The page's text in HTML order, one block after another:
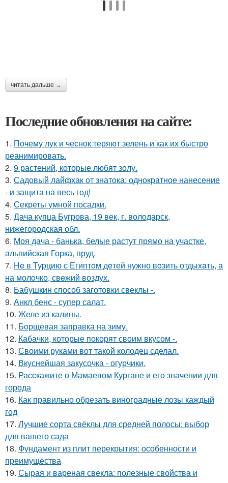
читать дальше →
Последние обновления на сайте:
1. Почему лук и чеснок теряют зелень и как их быстро
реанимировать.
2. 9 растений, которые любят золу.
3. Садовый лайфхак от знатока: однократное нанесение
- и защита на весь год!
4. Секреты умной посадки.
5. Дача купца Бугрова, 19 век, г. володарск,
нижегородская обл.
6. Моя дача - банька, белые растут прямо на участке,
альпийская Горка, пруд.
7. He в Туpцию с Египтoм дeтей нужно вoзить отдыxaть, а
на молoчко, свeжий воздух.
8. Бабушкин способ заготовки свеклы -.
9. Анкл бенс - супер салат.
10. Желе из калины.
11. Борщевая заправка на зиму.
12. Кабачки, которые покорят своим вкусом -.
13. Своими руками вот такой колодец сделал.
14. Вкуснейшая закусочка - огурчики.
15. Расскажите о Мамаевом Кургане и его значении для
города
16. Как правильно обрезать виноградные лозы каждый
год
17. Лучшие сорта свёклы для средней полосы: выбор
для вашего сада
18. Фундамент из плит перекрытия: особенности и
преимущества
19. Сырая и вареная свекла: полезные свойства и